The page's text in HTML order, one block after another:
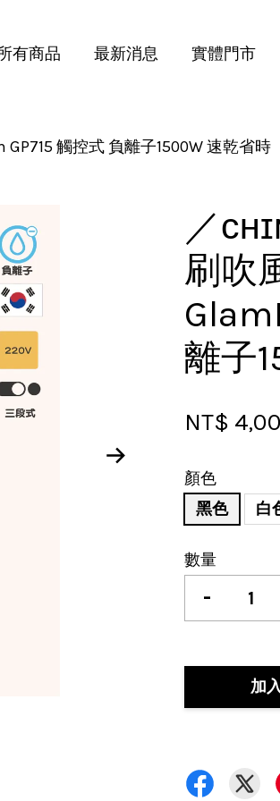
有商品 最新消息 實體門市
觸控式 負離子1500W 速乾省時
／
刷吹
離子
NT$
顏色
黑色
白
數量
-
加
物車目前還是空的。